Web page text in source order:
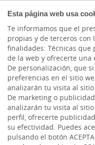
Esta página web usa
Te informamos que el
propias y de terceros con
finalidades: Técnicas
de la web y ofrecerte una
De personalización, que
preferencias en el sitio
analizarán tu visita al
De marketing o
analizarán tu visita al
perfil, ofrecerte
su efectividad. Puedes
pulsando el botón
OPERACIONES EN
Compraventa
Podrás pactar el
aplicará a una